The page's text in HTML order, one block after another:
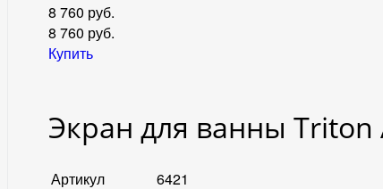
8 760 руб.
8 760 руб.
Купить
Экран для ванны Triton
Артикул
6421